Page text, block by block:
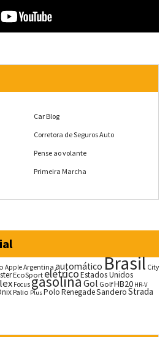
Car Blog
Corretora de Seguros Auto
Pense ao volante
Primeira Marcha
AppleArgentina automáticoBrasil City
EcoSportelétricoEstados Unidos
FocusgasolinaGol GolfHB20 HR-V
Palio PlusPoloRenegadeSanderoStrada